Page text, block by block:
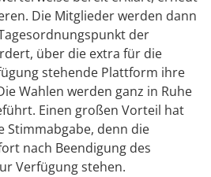
Die Mitglieder werden dann
der
über die extra für die
stehende Plattform ihre
Wahlen werden ganz in Ruhe
Einen großen Vorteil hat
Stimmabgabe, denn die
nach Beendigung des
Verfügung stehen.